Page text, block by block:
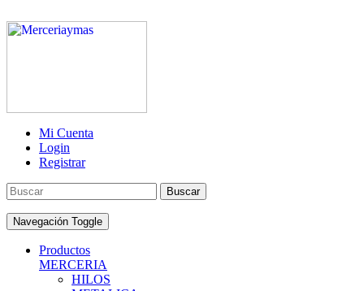
Mi Cuenta
Login
Registrar
Buscar
Navegación Toggle
Productos
MERCERIA
HILOS